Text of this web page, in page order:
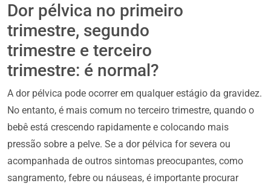
Dor pélvica no primeiro
trimestre, segundo
trimestre e terceiro
trimestre: é normal?
A dor pélvica pode ocorrer em qualquer estágio da gravidez.
No entanto, é mais comum no terceiro trimestre, quando o
bebê está crescendo rapidamente e colocando mais
pressão sobre a pelve. Se a dor pélvica for severa ou
acompanhada de outros sintomas preocupantes, como
sangramento, febre ou náuseas, é importante procurar